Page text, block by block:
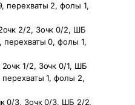
перехваты 2, фолы 1,
2/2, 3очк 0/2, ШБ
перехваты 0, фолы 1,
1/2, 3очк 0/1, ШБ
1, фолы 2,
0/3, 3очк 0/3, ШБ 2/2,